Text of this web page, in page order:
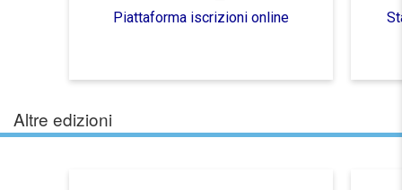
Piattaforma iscrizioni online
Altre edizioni